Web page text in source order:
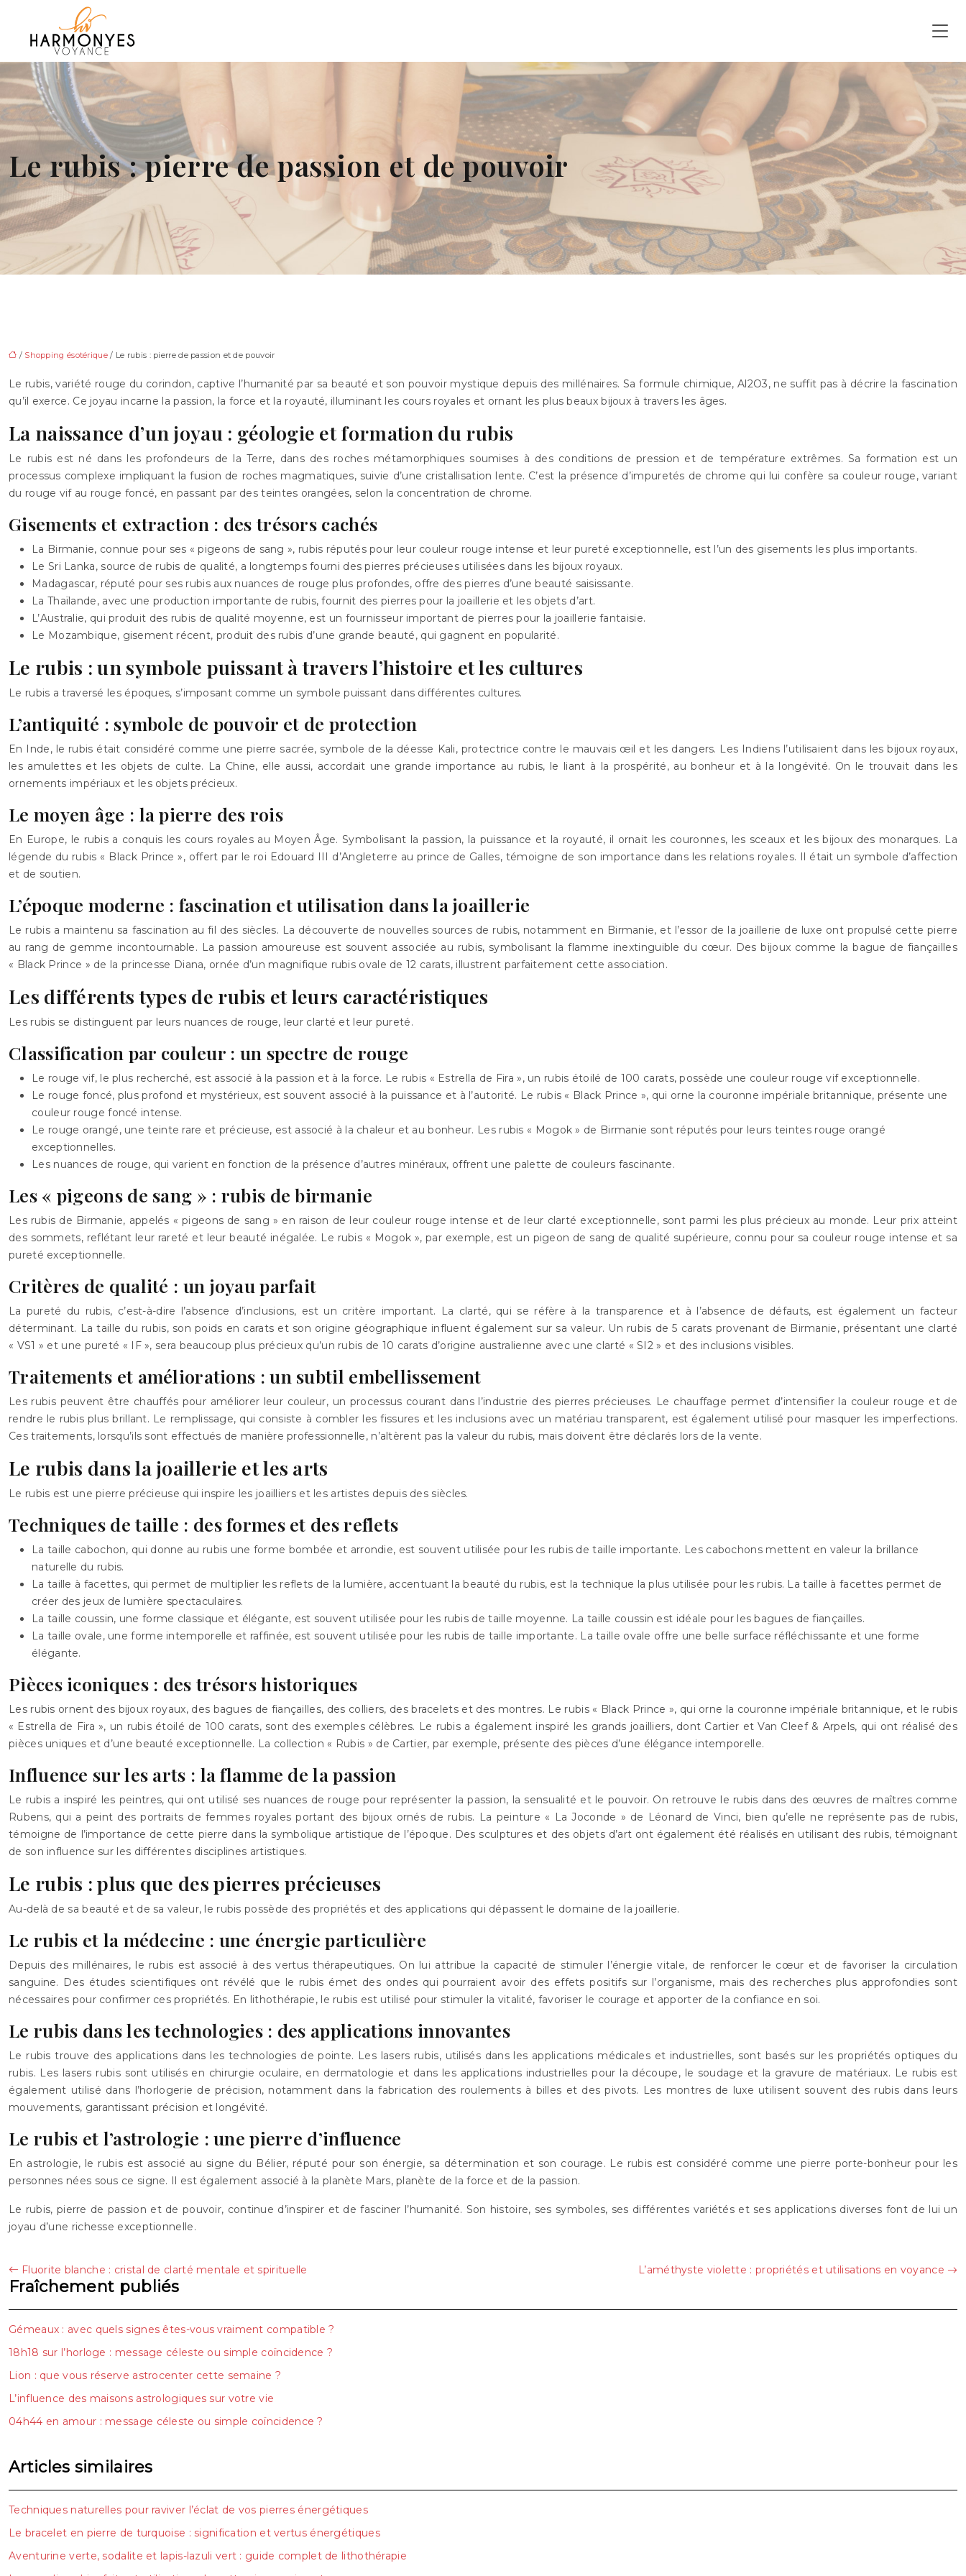
Le rubis : pierre de passion et de pouvoir
/ Shopping ésotérique/ Le rubis : pierre de passion et de pouvoir
Le rubis, variété rouge du corindon, captive l’humanité par sa beauté et son pouvoir mystique depuis des millénaires. Sa formule chimique, Al2O3, ne suffit pas à décrire la fascination
qu’il exerce. Ce joyau incarne la passion, la force et la royauté, illuminant les cours royales et ornant les plus beaux bijoux à travers les âges.
La naissance d’un joyau : géologie et formation du rubis
Le rubis est né dans les profondeurs de la Terre, dans des roches métamorphiques soumises à des conditions de pression et de température extrêmes. Sa formation est un
processus complexe impliquant la fusion de roches magmatiques, suivie d’une cristallisation lente. C’est la présence d’impuretés de chrome qui lui confère sa couleur rouge, variant
du rouge vif au rouge foncé, en passant par des teintes orangées, selon la concentration de chrome.
Gisements et extraction : des trésors cachés
La Birmanie, connue pour ses « pigeons de sang », rubis réputés pour leur couleur rouge intense et leur pureté exceptionnelle, est l’un des gisements les plus importants.
Le Sri Lanka, source de rubis de qualité, a longtemps fourni des pierres précieuses utilisées dans les bijoux royaux.
Madagascar, réputé pour ses rubis aux nuances de rouge plus profondes, offre des pierres d’une beauté saisissante.
La Thaïlande, avec une production importante de rubis, fournit des pierres pour la joaillerie et les objets d’art.
L’Australie, qui produit des rubis de qualité moyenne, est un fournisseur important de pierres pour la joaillerie fantaisie.
Le Mozambique, gisement récent, produit des rubis d’une grande beauté, qui gagnent en popularité.
Le rubis : un symbole puissant à travers l’histoire et les cultures
Le rubis a traversé les époques, s’imposant comme un symbole puissant dans différentes cultures.
L’antiquité : symbole de pouvoir et de protection
En Inde, le rubis était considéré comme une pierre sacrée, symbole de la déesse Kali, protectrice contre le mauvais œil et les dangers. Les Indiens l’utilisaient dans les bijoux royaux,
les amulettes et les objets de culte. La Chine, elle aussi, accordait une grande importance au rubis, le liant à la prospérité, au bonheur et à la longévité. On le trouvait dans les
ornements impériaux et les objets précieux.
Le moyen âge : la pierre des rois
En Europe, le rubis a conquis les cours royales au Moyen Âge. Symbolisant la passion, la puissance et la royauté, il ornait les couronnes, les sceaux et les bijoux des monarques. La
légende du rubis « Black Prince », offert par le roi Edouard III d’Angleterre au prince de Galles, témoigne de son importance dans les relations royales. Il était un symbole d’affection
et de soutien.
L’époque moderne : fascination et utilisation dans la joaillerie
Le rubis a maintenu sa fascination au fil des siècles. La découverte de nouvelles sources de rubis, notamment en Birmanie, et l’essor de la joaillerie de luxe ont propulsé cette pierre
au rang de gemme incontournable. La passion amoureuse est souvent associée au rubis, symbolisant la flamme inextinguible du cœur. Des bijoux comme la bague de fiançailles
« Black Prince » de la princesse Diana, ornée d’un magnifique rubis ovale de 12 carats, illustrent parfaitement cette association.
Les différents types de rubis et leurs caractéristiques
Les rubis se distinguent par leurs nuances de rouge, leur clarté et leur pureté.
Classification par couleur : un spectre de rouge
Le rouge vif, le plus recherché, est associé à la passion et à la force. Le rubis « Estrella de Fira », un rubis étoilé de 100 carats, possède une couleur rouge vif exceptionnelle.
Le rouge foncé, plus profond et mystérieux, est souvent associé à la puissance et à l’autorité. Le rubis « Black Prince », qui orne la couronne impériale britannique, présente une
couleur rouge foncé intense.
Le rouge orangé, une teinte rare et précieuse, est associé à la chaleur et au bonheur. Les rubis « Mogok » de Birmanie sont réputés pour leurs teintes rouge orangé
exceptionnelles.
Les nuances de rouge, qui varient en fonction de la présence d’autres minéraux, offrent une palette de couleurs fascinante.
Les « pigeons de sang » : rubis de birmanie
Les rubis de Birmanie, appelés « pigeons de sang » en raison de leur couleur rouge intense et de leur clarté exceptionnelle, sont parmi les plus précieux au monde. Leur prix atteint
des sommets, reflétant leur rareté et leur beauté inégalée. Le rubis « Mogok », par exemple, est un pigeon de sang de qualité supérieure, connu pour sa couleur rouge intense et sa
pureté exceptionnelle.
Critères de qualité : un joyau parfait
La pureté du rubis, c’est-à-dire l’absence d’inclusions, est un critère important. La clarté, qui se réfère à la transparence et à l’absence de défauts, est également un facteur
déterminant. La taille du rubis, son poids en carats et son origine géographique influent également sur sa valeur. Un rubis de 5 carats provenant de Birmanie, présentant une clarté
« VS1 » et une pureté « IF », sera beaucoup plus précieux qu’un rubis de 10 carats d’origine australienne avec une clarté « SI2 » et des inclusions visibles.
Traitements et améliorations : un subtil embellissement
Les rubis peuvent être chauffés pour améliorer leur couleur, un processus courant dans l’industrie des pierres précieuses. Le chauffage permet d’intensifier la couleur rouge et de
rendre le rubis plus brillant. Le remplissage, qui consiste à combler les fissures et les inclusions avec un matériau transparent, est également utilisé pour masquer les imperfections.
Ces traitements, lorsqu’ils sont effectués de manière professionnelle, n’altèrent pas la valeur du rubis, mais doivent être déclarés lors de la vente.
Le rubis dans la joaillerie et les arts
Le rubis est une pierre précieuse qui inspire les joailliers et les artistes depuis des siècles.
Techniques de taille : des formes et des reflets
La taille cabochon, qui donne au rubis une forme bombée et arrondie, est souvent utilisée pour les rubis de taille importante. Les cabochons mettent en valeur la brillance
naturelle du rubis.
La taille à facettes, qui permet de multiplier les reflets de la lumière, accentuant la beauté du rubis, est la technique la plus utilisée pour les rubis. La taille à facettes permet de
créer des jeux de lumière spectaculaires.
La taille coussin, une forme classique et élégante, est souvent utilisée pour les rubis de taille moyenne. La taille coussin est idéale pour les bagues de fiançailles.
La taille ovale, une forme intemporelle et raffinée, est souvent utilisée pour les rubis de taille importante. La taille ovale offre une belle surface réfléchissante et une forme
élégante.
Pièces iconiques : des trésors historiques
Les rubis ornent des bijoux royaux, des bagues de fiançailles, des colliers, des bracelets et des montres. Le rubis « Black Prince », qui orne la couronne impériale britannique, et le rubis
« Estrella de Fira », un rubis étoilé de 100 carats, sont des exemples célèbres. Le rubis a également inspiré les grands joailliers, dont Cartier et Van Cleef & Arpels, qui ont réalisé des
pièces uniques et d’une beauté exceptionnelle. La collection « Rubis » de Cartier, par exemple, présente des pièces d’une élégance intemporelle.
Influence sur les arts : la flamme de la passion
Le rubis a inspiré les peintres, qui ont utilisé ses nuances de rouge pour représenter la passion, la sensualité et le pouvoir. On retrouve le rubis dans des œuvres de maîtres comme
Rubens, qui a peint des portraits de femmes royales portant des bijoux ornés de rubis. La peinture « La Joconde » de Léonard de Vinci, bien qu’elle ne représente pas de rubis,
témoigne de l’importance de cette pierre dans la symbolique artistique de l’époque. Des sculptures et des objets d’art ont également été réalisés en utilisant des rubis, témoignant
de son influence sur les différentes disciplines artistiques.
Le rubis : plus que des pierres précieuses
Au-delà de sa beauté et de sa valeur, le rubis possède des propriétés et des applications qui dépassent le domaine de la joaillerie.
Le rubis et la médecine : une énergie particulière
Depuis des millénaires, le rubis est associé à des vertus thérapeutiques. On lui attribue la capacité de stimuler l’énergie vitale, de renforcer le cœur et de favoriser la circulation
sanguine. Des études scientifiques ont révélé que le rubis émet des ondes qui pourraient avoir des effets positifs sur l’organisme, mais des recherches plus approfondies sont
nécessaires pour confirmer ces propriétés. En lithothérapie, le rubis est utilisé pour stimuler la vitalité, favoriser le courage et apporter de la confiance en soi.
Le rubis dans les technologies : des applications innovantes
Le rubis trouve des applications dans les technologies de pointe. Les lasers rubis, utilisés dans les applications médicales et industrielles, sont basés sur les propriétés optiques du
rubis. Les lasers rubis sont utilisés en chirurgie oculaire, en dermatologie et dans les applications industrielles pour la découpe, le soudage et la gravure de matériaux. Le rubis est
également utilisé dans l’horlogerie de précision, notamment dans la fabrication des roulements à billes et des pivots. Les montres de luxe utilisent souvent des rubis dans leurs
mouvements, garantissant précision et longévité.
Le rubis et l’astrologie : une pierre d’influence
En astrologie, le rubis est associé au signe du Bélier, réputé pour son énergie, sa détermination et son courage. Le rubis est considéré comme une pierre porte-bonheur pour les
personnes nées sous ce signe. Il est également associé à la planète Mars, planète de la force et de la passion.
Le rubis, pierre de passion et de pouvoir, continue d’inspirer et de fasciner l’humanité. Son histoire, ses symboles, ses différentes variétés et ses applications diverses font de lui un
joyau d’une richesse exceptionnelle.
Fluorite blanche : cristal de clarté mentale et spirituelle L’améthyste violette : propriétés et utilisations en voyance
Fraîchement publiés
Gémeaux : avec quels signes êtes-vous vraiment compatible ?
18h18 sur l’horloge : message céleste ou simple coïncidence ?
Lion : que vous réserve astrocenter cette semaine ?
L’influence des maisons astrologiques sur votre vie
04h44 en amour : message céleste ou simple coïncidence ?
Articles similaires
Techniques naturelles pour raviver l’éclat de vos pierres énergétiques
Le bracelet en pierre de turquoise : signification et vertus énergétiques
Aventurine verte, sodalite et lapis-lazuli vert : guide complet de lithothérapie